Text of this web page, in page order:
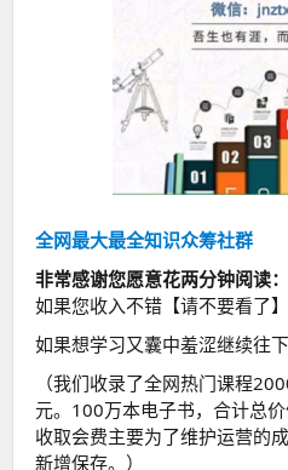
全网最大最全知识众筹社群
非常感谢您愿意花两分钟阅读：
如果您收入不错【请不要看了】
如果想学习又囊中羞涩继续往
（我们收录了全网热门课程
元。100万本电子书，合计总
收取会费主要为了维护运营的
新增保存。）